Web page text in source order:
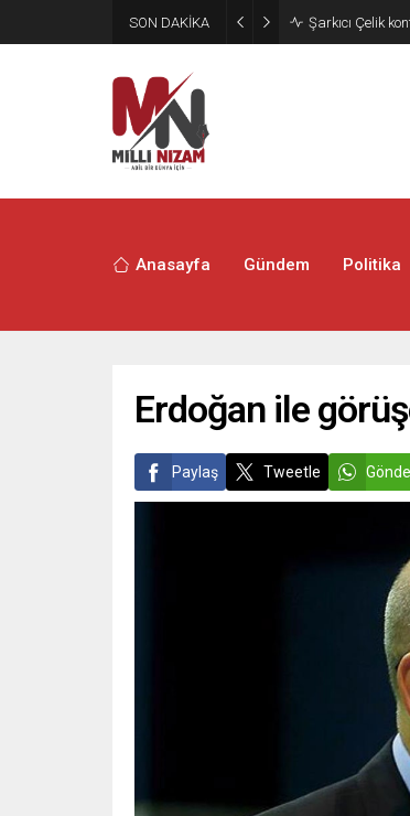
SON DAKİKA İran 2 ülkeyi
Anasayfa Gündem Politika
Erdoğan ile
Paylaş Tweetle